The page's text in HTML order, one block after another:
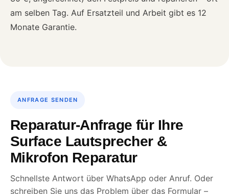
am selben Tag. Auf Ersatzteil und Arbeit gibt es 12
Monate Garantie.
ANFRAGE SENDEN
Reparatur-Anfrage für Ihre
Surface Lautsprecher &
Mikrofon Reparatur
Schnellste Antwort über WhatsApp oder Anruf. Oder
schreiben Sie uns das Problem über das Formular –